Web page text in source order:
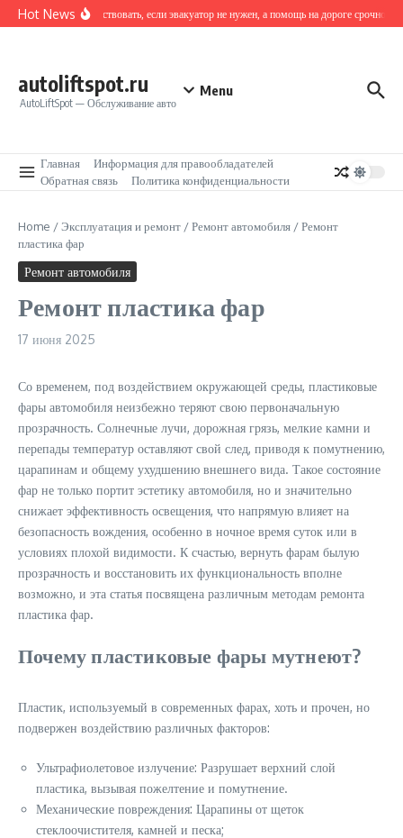
Перейти к содержанию
Hot NewsКак действовать, если эвакуатор не нужен, а помощь на дороге срочно
autoliftspot.ru
AutoLiftSpot — Обслуживание авто
Menu
Главная
Информация для правообладателей
Обратная связь
Политика конфиденциальности
Home /Эксплуатация и ремонт /Ремонт автомобиля /Ремонт
пластика фар
Ремонт автомобиля
Ремонт пластика фар
17 июня 2025
Со временем, под воздействием окружающей среды, пластиковые
фары автомобиля неизбежно теряют свою первоначальную
прозрачность. Солнечные лучи, дорожная грязь, мелкие камни и
перепады температур оставляют свой след, приводя к помутнению,
царапинам и общему ухудшению внешнего вида. Такое состояние
фар не только портит эстетику автомобиля, но и значительно
снижает эффективность освещения, что напрямую влияет на
безопасность вождения, особенно в ночное время суток или в
условиях плохой видимости. К счастью, вернуть фарам былую
прозрачность и восстановить их функциональность вполне
возможно, и эта статья посвящена различным методам ремонта
пластика фар.
Почему пластиковые фары мутнеют?
Пластик, используемый в современных фарах, хоть и прочен, но
подвержен воздействию различных факторов:
Ультрафиолетовое излучение: Разрушает верхний слой
пластика, вызывая пожелтение и помутнение.
Механические повреждения: Царапины от щеток
стеклоочистителя, камней и песка;